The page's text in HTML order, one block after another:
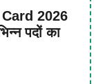
2026
पदों का